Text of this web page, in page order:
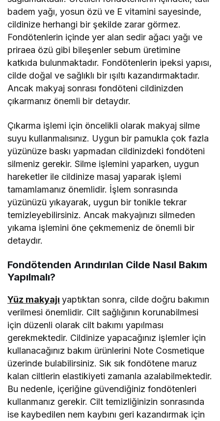
badem yağı, yosun özü ve E vitamini sayesinde,
cildinize herhangi bir şekilde zarar görmez.
Fondötenlerin içinde yer alan sedir ağacı yağı ve
priraea özü gibi bileşenler sebum üretimine
katkıda bulunmaktadır. Fondötenlerin ipeksi yapısı,
cilde doğal ve sağlıklı bir ışıltı kazandırmaktadır.
Ancak makyaj sonrası fondöteni cildinizden
çıkarmanız önemli bir detaydır.
Çıkarma işlemi için öncelikli olarak makyaj silme
suyu kullanmalısınız. Uygun bir pamukla çok fazla
yüzünüze baskı yapmadan cildinizdeki fondöteni
silmeniz gerekir. Silme işlemini yaparken, uygun
hareketler ile cildinize masaj yaparak işlemi
tamamlamanız önemlidir. İşlem sonrasında
yüzünüzü yıkayarak, uygun bir tonikle tekrar
temizleyebilirsiniz. Ancak makyajınızı silmeden
yıkama işlemini öne çekmemeniz de önemli bir
detaydır.
Fondötenden Arındırılan Cilde Nasıl Bakım
Yapılmalı?
Yüz makyajı yaptıktan sonra, cilde doğru bakımın
verilmesi önemlidir. Cilt sağlığının korunabilmesi
için düzenli olarak cilt bakımı yapılması
gerekmektedir. Cildinize yapacağınız işlemler için
kullanacağınız bakım ürünlerini Note Cosmetique
üzerinde bulabilirsiniz. Sık sık fondötene maruz
kalan ciltlerin elastikiyeti zamanla azalabilmektedir.
Bu nedenle, içeriğine güvendiğiniz fondötenleri
kullanmanız gerekir. Cilt temizliğinizin sonrasında
ise kaybedilen nem kaybını geri kazandırmak için